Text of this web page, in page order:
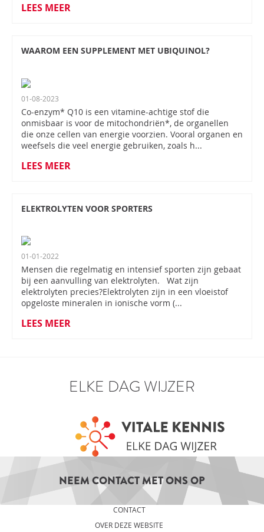
LEES MEER
WAAROM EEN SUPPLEMENT MET UBIQUINOL?
01-08-2023
Co-enzym* Q10 is een vitamine-achtige stof die
onmisbaar is voor de mitochondriën*, de organellen
die onze cellen van energie voorzien. Vooral organen en
weefsels die veel energie gebruiken, zoals h...
LEES MEER
ELEKTROLYTEN VOOR SPORTERS
01-01-2022
Mensen die regelmatig en intensief sporten zijn gebaat
bij een aanvulling van elektrolyten. Wat zijn
elektrolyten precies?Elektrolyten zijn in een vloeistof
opgeloste mineralen in ionische vorm (...
LEES MEER
ELKE DAG WIJZER
NEEM CONTACT MET ONS OP
CONTACT
OVER DEZE WEBSITE